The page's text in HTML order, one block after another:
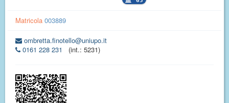
Matricola 003889
ombretta.finotello@uniupo.it
0161 228 231
(int.: 5231)